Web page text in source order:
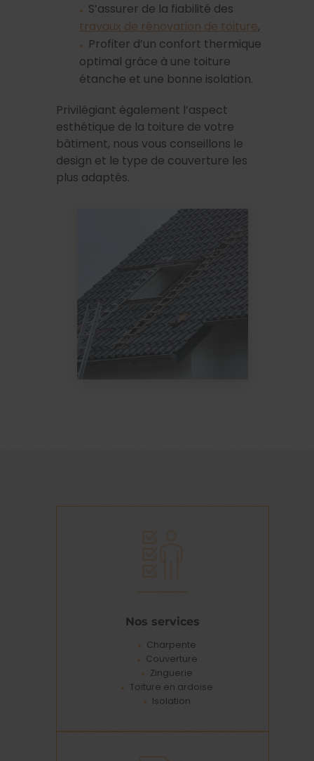
S’assurer de la fiabilité des
travaux de rénovation de toiture,
Profiter d’un confort thermique
optimal grâce à une toiture
étanche et une bonne isolation.
Privilégiant également l’aspect
esthétique de la toiture de votre
bâtiment, nous vous conseillons le
design et le type de couverture les
plus adaptés.
Nos services
Charpente
Couverture
Zinguerie
Toiture en ardoise
Isolation